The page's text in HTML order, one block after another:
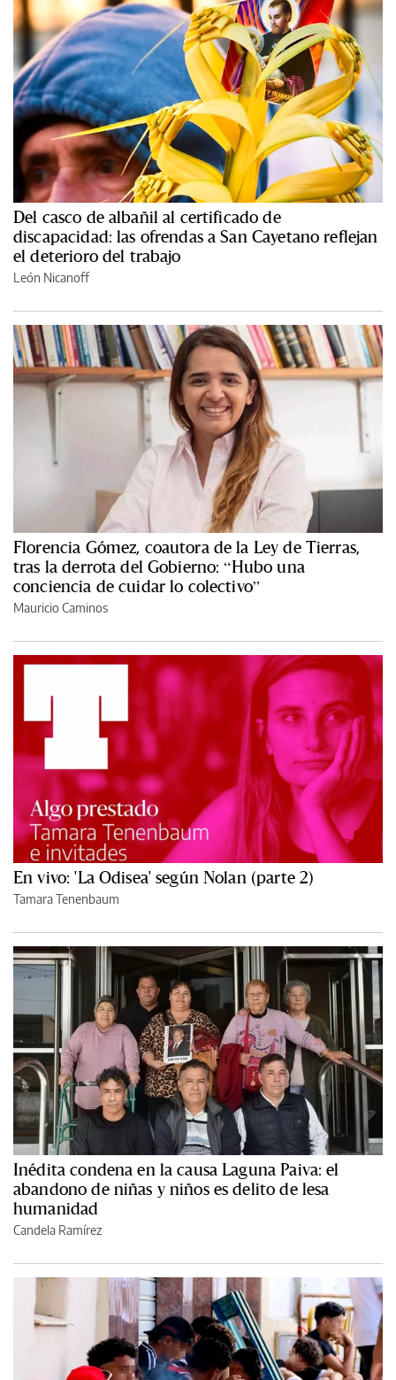
Del casco de albañil al certificado de
discapacidad: las ofrendas a San Cayetano reflejan
el deterioro del trabajo
León Nicanoff
Florencia Gómez, coautora de la Ley de Tierras,
tras la derrota del Gobierno: “Hubo una
conciencia de cuidar lo colectivo”
Mauricio Caminos
En vivo: 'La Odisea' según Nolan (parte 2)
Tamara Tenenbaum
Inédita condena en la causa Laguna Paiva: el
abandono de niñas y niños es delito de lesa
humanidad
Candela Ramírez